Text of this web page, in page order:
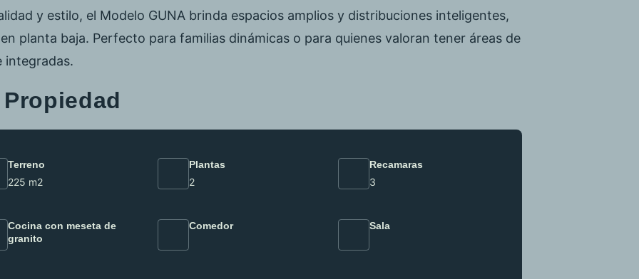
y estilo, el Modelo GUNA brinda espacios amplios y distribuciones inteligentes,
planta baja. Perfecto para familias dinámicas o para quienes valoran tener áreas de
integradas.
Terreno
225 m2
Plantas
2
Recamaras
3
Cocina con meseta de
granito
Comedor Sala